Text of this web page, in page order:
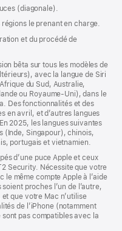
(diagonale).
le prenant en charge.
et du procédé de
bêta sur tous les modèles de
avec la langue de Siri
du Sud, Australie,
ou Royaume-Uni), dans le
Des fonctionnalités et des
en avril, et d’autres langues
2025, les langues suivantes
(Inde, Singapour), chinois,
portugais et vietnamien.
d’une puce Apple et ceux
Security. Nécessite que votre
même compte Apple à l’aide
proches l’un de l’autre,
que votre Mac n’utilise
de l’iPhone (notamment
pas compatibles avec la